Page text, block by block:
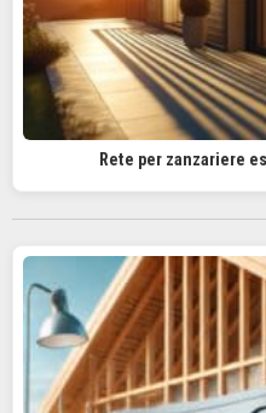
Rete per zanzariere